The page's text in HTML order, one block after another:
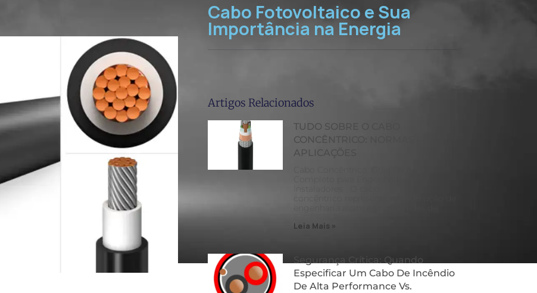
Cabo Fotovoltaico e Sua
Importância na Energia
Artigos Relacionados
TUDO SOBRE O CABO
CONCÊNTRICO: NORMAS E
APLICAÇÕES
Leia Mais »
Segurança Crítica: Quando
Especificar Um Cabo De Incêndio
De Alta Performance Vs.